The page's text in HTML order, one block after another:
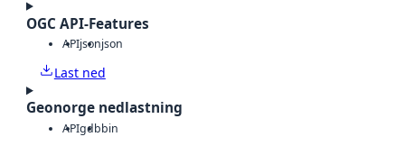
OGC API-Features
APIjsonjson
Last ned
Geonorge nedlastning
APIgdbbin